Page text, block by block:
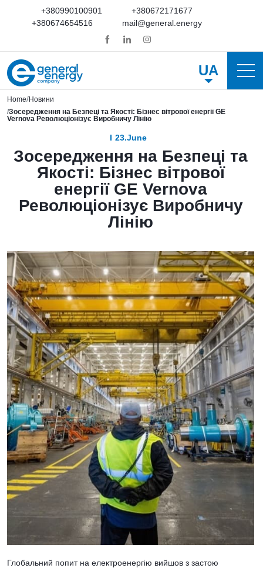
+380990100901
+380672171677
+380674654516
mail@general.energy
UA
Home Новини
Зосередження на Безпеці та Якості: Бізнес вітрової енергії GE
Vernova Революціонізує Виробничу Лінію
23.June
Зосередження на Безпеці та
Якості: Бізнес вітрової
енергії GE Vernova
Революціонізує Виробничу
Лінію
Глобальний попит на електроенергію вийшов з застою